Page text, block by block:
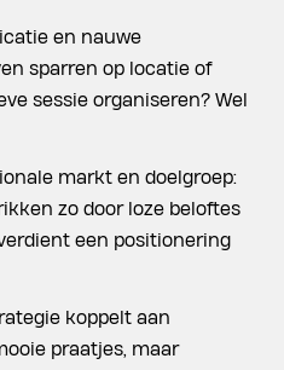
en nauwe
sparren op locatie of
sessie organiseren? Wel
markt en doelgroep:
zo door loze beloftes
een positionering
koppelt aan
praatjes, maar